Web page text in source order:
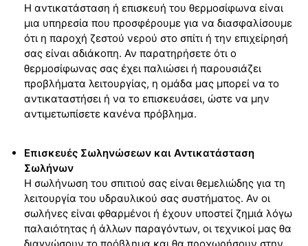
Η αντικατάσταση ή επισκευή του θερμοσίφωνα είναι
μια υπηρεσία που προσφέρουμε για να διασφαλίσουμε
ότι η παροχή ζεστού νερού στο σπίτι ή την επιχείρησή
σας είναι αδιάκοπη. Αν παρατηρήσετε ότι ο
θερμοσίφωνας σας έχει παλιώσει ή παρουσιάζει
προβλήματα λειτουργίας, η ομάδα μας μπορεί να το
αντικαταστήσει ή να το επισκευάσει, ώστε να μην
αντιμετωπίσετε κανένα πρόβλημα.
Επισκευές Σωληνώσεων και Αντικατάσταση
Σωλήνων
Η σωλήνωση του σπιτιού σας είναι θεμελιώδης για τη
λειτουργία του υδραυλικού σας συστήματος. Αν οι
σωλήνες είναι φθαρμένοι ή έχουν υποστεί ζημιά λόγω
παλαιότητας ή άλλων παραγόντων, οι τεχνικοί μας θα